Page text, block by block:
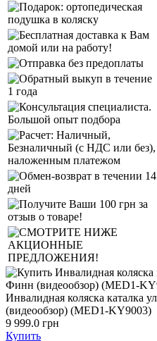
Инвалидная коляска каталка
(видеообзор) (MED1-KY9003)
9 999.0 грн
Купить